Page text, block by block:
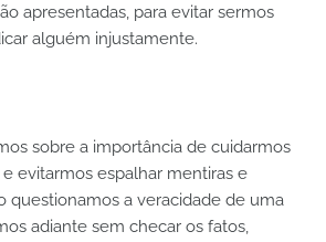
apresentadas, para evitar sermos
alguém injustamente.
sobre a importância de cuidarmos
e evitarmos espalhar mentiras e
questionamos a veracidade de uma
adiante sem checar os fatos,